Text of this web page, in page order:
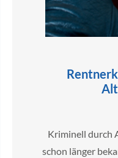
Kriminell durch
schon länger